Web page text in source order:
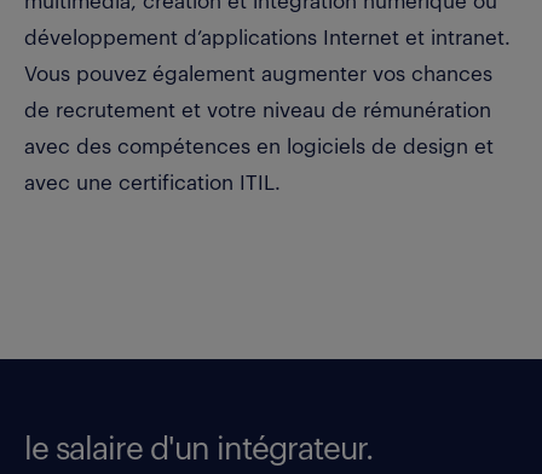
développement d’applications Internet et intranet.
Vous pouvez également augmenter vos chances
de recrutement et votre niveau de rémunération
avec des compétences en logiciels de design et
avec une certification ITIL.
le salaire d'un intégrateur.